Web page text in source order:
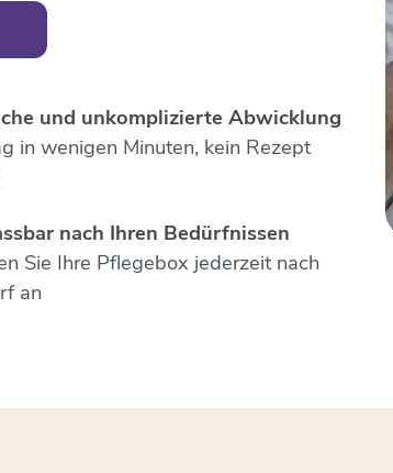
und unkomplizierte Abwicklung
in wenigen Minuten, kein Rezept
nach Ihren Bedürfnissen
Sie Ihre Pflegebox jederzeit nach
an